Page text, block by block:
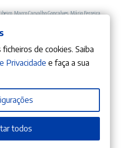
,Marco Carvalho Gonçalves,Mário Ferreira
de cookies. Saiba
Privacidade e faça a sua
todos